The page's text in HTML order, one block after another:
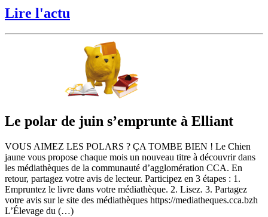
Lire l'actu
Le polar de juin s’emprunte à Elliant
VOUS AIMEZ LES POLARS ? ÇA TOMBE BIEN ! Le Chien
jaune vous propose chaque mois un nouveau titre à découvrir dans
les médiathèques de la communauté d’agglomération CCA. En
retour, partagez votre avis de lecteur. Participez en 3 étapes : 1.
Empruntez le livre dans votre médiathèque. 2. Lisez. 3. Partagez
votre avis sur le site des médiathèques https://mediatheques.cca.bzh
L’Élevage du (…)